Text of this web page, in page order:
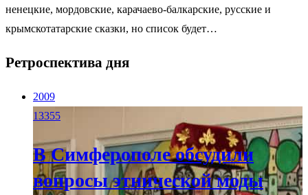
ненецкие, мордовские, карачаево-балкарские, русские и
крымскотатарские сказки, но список будет…
Ретроспектива дня
2009
13355
В Симферополе обсудили
вопросы этнической моды